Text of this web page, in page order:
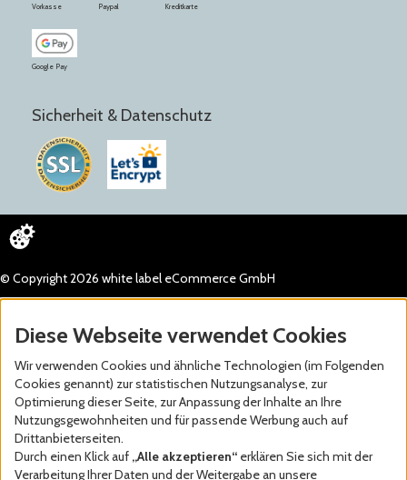
Vorkasse Paypal Kreditkarte
Google Pay
Sicherheit & Datenschutz
© Copyright 2026 white label eCommerce GmbH
Diese Webseite verwendet Cookies
Wir verwenden Cookies und ähnliche Technologien (im Folgenden
Cookies genannt) zur statistischen Nutzungsanalyse, zur
Optimierung dieser Seite, zur Anpassung der Inhalte an Ihre
Nutzungsgewohnheiten und für passende Werbung auch auf
Drittanbieterseiten.
Durch einen Klick auf „Alle akzeptieren“ erklären Sie sich mit der
Verarbeitung Ihrer Daten und der Weitergabe an unsere